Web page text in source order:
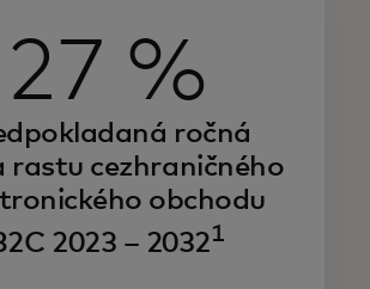
27 %
ročná
rastu cezhraničného
obchodu
2023 – 20321